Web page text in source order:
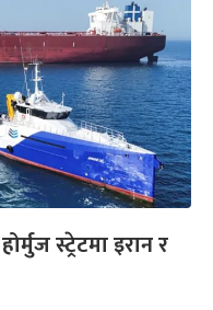
स्ट्रेटमा इरान र